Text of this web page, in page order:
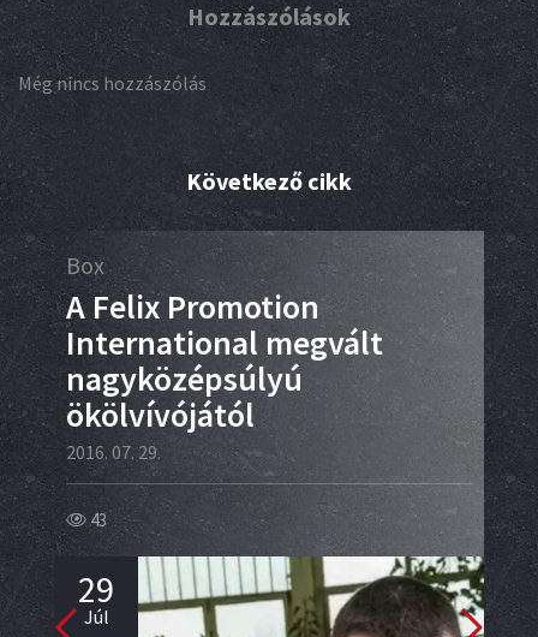
Hozzászólások
Még nincs hozzászólás
Következő cikk
Box
A Felix Promotion
International megvált
nagyközépsúlyú
ökölvívójától
2016. 07. 29.
43
29
Júl
61
Júl